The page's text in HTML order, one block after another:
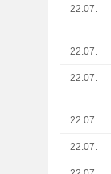
22.07.
22.07.
22.07.
22.07.
22.07.